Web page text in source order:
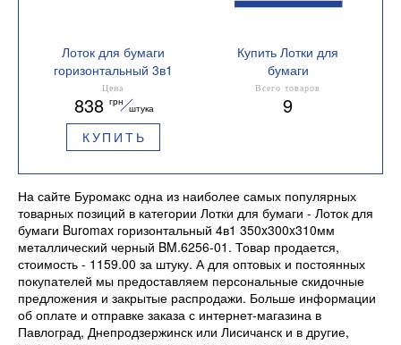
Лоток для бумаги
горизонтальный 3в1
BAROCCO Buromax
BM.6255
Цена
838 грн
штука
КУПИТЬ
Купить Лотки для
бумаги
Вид горизонтальный
Всего товаров
9
На сайте Буромакс одна из наиболее самых популярных
товарных позиций в категории Лотки для бумаги - Лоток для
бумаги Buromax горизонтальный 4в1 350x300x310мм
металлический черный BM.6256-01. Товар продается,
стоимость - 1159.00 за штуку. А для оптовых и постоянных
покупателей мы предоставляем персональные скидочные
предложения и закрытые распродажи. Больше информации
об оплате и отправке заказа с интернет-магазина в
Павлоград, Днепродзержинск или Лисичанск и в другие,